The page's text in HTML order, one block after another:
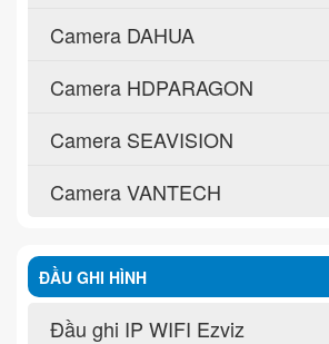
Camera DAHUA
Camera HDPARAGON
Camera SEAVISION
Camera VANTECH
ĐẦU GHI HÌNH
Đầu ghi IP WIFI Ezviz